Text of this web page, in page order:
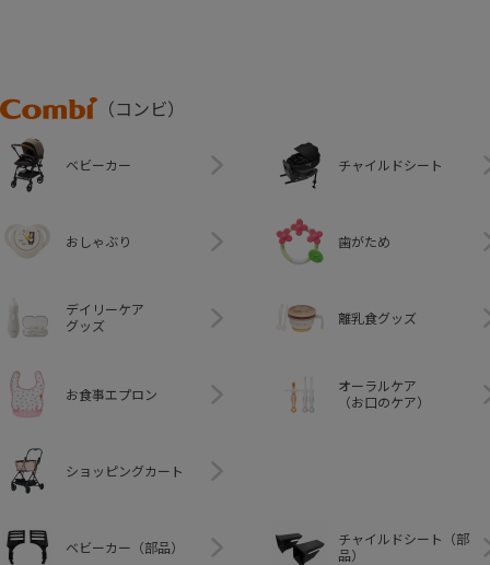
Combi
（コンビ）
ベビーカー チャイルドシート
おしゃぶり 歯がため
デイリーケア
グッズ
離乳食グッズ
お食事エプロン
オーラルケア
（お口のケア）
ショッピングカート
ベビーカー（部品）
チャイルドシート（部
品）